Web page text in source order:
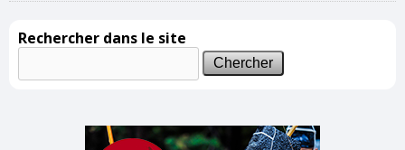
Rechercher dans le site